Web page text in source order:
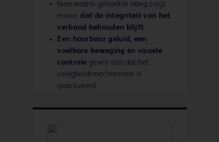
Neerwaarts gehoekte slang zorgt
ervoor dat de integriteit van het
verband behouden blijft
Een hoorbaar geluid, een
voelbare beweging en visuele
controle geven aan dat het
veiligheidsmechanisme is
geactiveerd
poort met dubbel lumenvoor